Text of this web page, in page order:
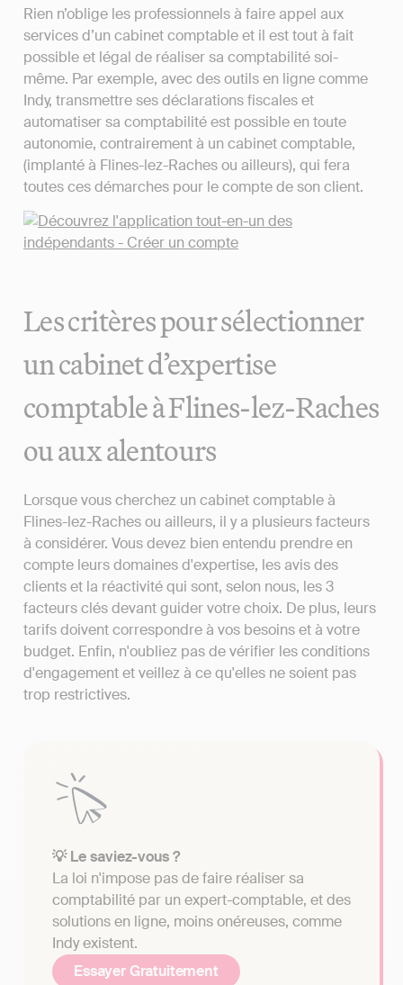
Rien n’oblige les professionnels à faire appel aux
services d’un cabinet comptable et il est tout à fait
possible et légal de réaliser sa comptabilité soi-
même. Par exemple, avec des outils en ligne comme
Indy, transmettre ses déclarations fiscales et
automatiser sa comptabilité est possible en toute
autonomie, contrairement à un cabinet comptable,
(implanté à Flines-lez-Raches ou ailleurs), qui fera
toutes ces démarches pour le compte de son client.
Les critères pour sélectionner
un cabinet d’expertise
comptable à Flines-lez-Raches
ou aux alentours
Lorsque vous cherchez un cabinet comptable à
Flines-lez-Raches ou ailleurs, il y a plusieurs facteurs
à considérer. Vous devez bien entendu prendre en
compte leurs domaines d'expertise, les avis des
clients et la réactivité qui sont, selon nous, les 3
facteurs clés devant guider votre choix. De plus, leurs
tarifs doivent correspondre à vos besoins et à votre
budget. Enfin, n'oubliez pas de vérifier les conditions
d'engagement et veillez à ce qu'elles ne soient pas
trop restrictives.
💡 Le saviez-vous ?
La loi n'impose pas de faire réaliser sa
comptabilité par un expert-comptable, et des
solutions en ligne, moins onéreuses, comme
Indy existent.
Essayer Gratuitement